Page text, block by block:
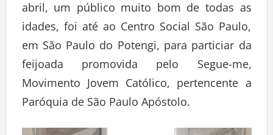
abril, um público muito bom de todas as
idades, foi até ao Centro Social São Paulo,
em São Paulo do Potengi, para particiar da
feijoada promovida pelo Segue-me,
Movimento Jovem Católico, pertencente a
Paróquia de São Paulo Apóstolo.